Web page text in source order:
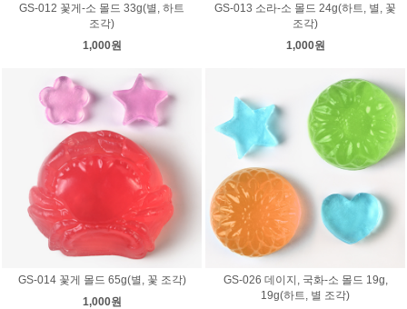
GS-012 꽃게-소 몰드 33g(별, 하트
조각)
1,000원
GS-013 소라-소 몰드 24g(하트, 별, 꽃
조각)
1,000원
GS-014 꽃게 몰드 65g(별, 꽃 조각)
1,000원
GS-026 데이지, 국화-소 몰드 19g,
19g(하트, 별 조각)